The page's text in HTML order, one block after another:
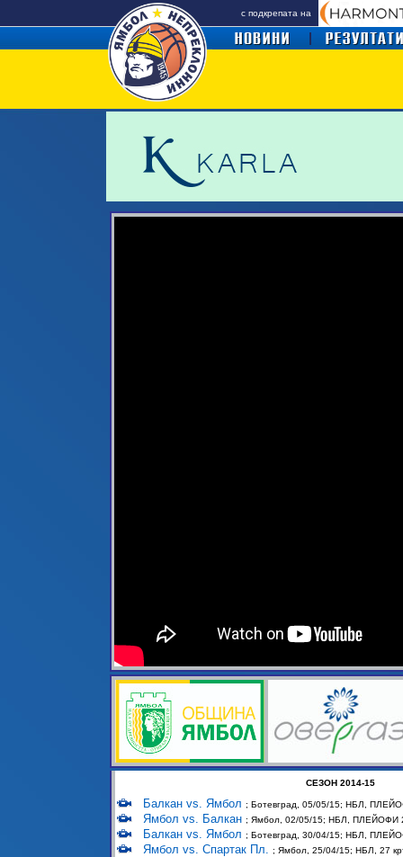
с подкрепата на
СЕЗОН 2014-15
Балкан vs. Ямбол ; Ботевград, 05/05/15; НБЛ,
Ямбол vs. Балкан ; Ямбол, 02/05/15; НБЛ, ПЛЕЙОФИ
Балкан vs. Ямбол ; Ботевград, 30/04/15; НБЛ,
Ямбол vs. Спартак Пл. ; Ямбол, 25/04/15; НБЛ, 27